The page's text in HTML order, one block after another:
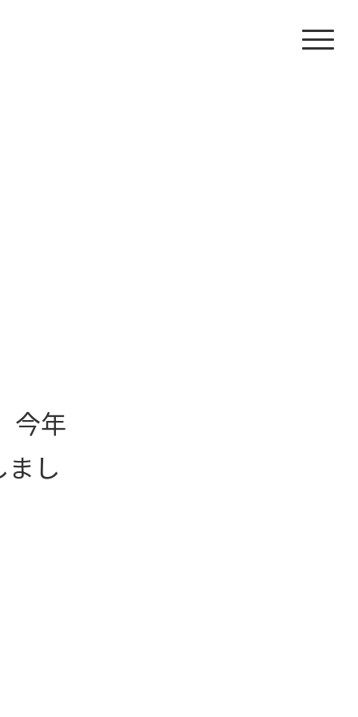
今年
し